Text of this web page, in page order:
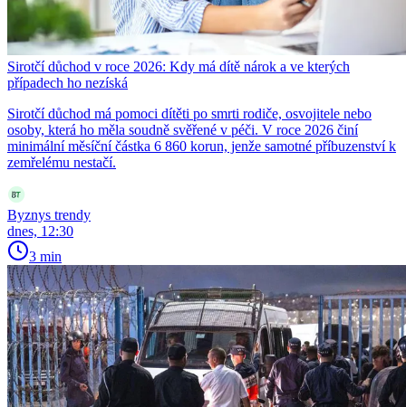
Sirotčí důchod v roce 2026: Kdy má dítě nárok a ve kterých
případech ho nezíská
Sirotčí důchod má pomoci dítěti po smrti rodiče, osvojitele nebo
osoby, která ho měla soudně svěřené v péči. V roce 2026 činí
minimální měsíční částka 6 860 korun, jenže samotné příbuzenství k
zemřelému nestačí.
Byznys trendy
dnes, 12:30
3 min